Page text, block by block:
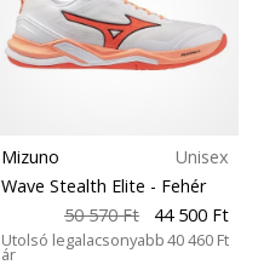
Mizuno
Unisex
Wave Stealth Elite - Fehér
50 570 Ft
44 500 Ft
Utolsó legalacsonyabb
ár
40 460 Ft